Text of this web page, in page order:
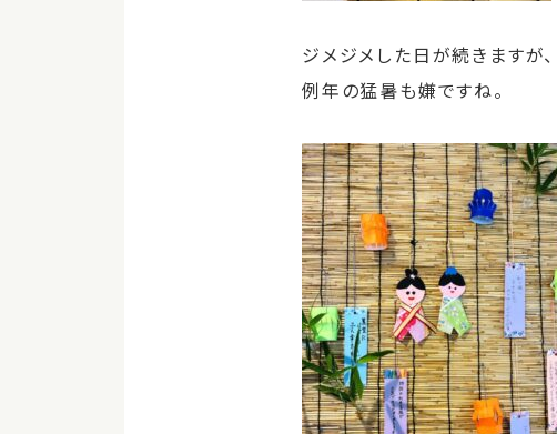
ジメジメした日が続きますが、
例年の猛暑も嫌ですね。